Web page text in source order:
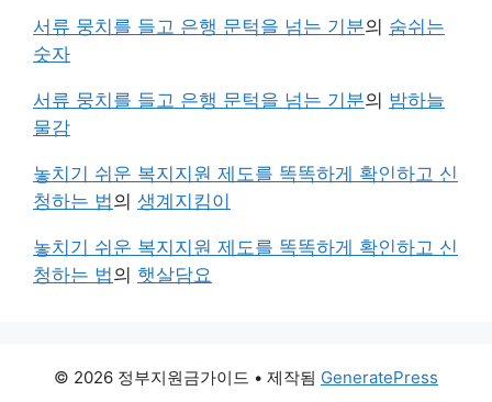
서류 뭉치를 들고 은행 문턱을 넘는 기분의 숨쉬는
숫자
서류 뭉치를 들고 은행 문턱을 넘는 기분의 밤하늘
물감
놓치기 쉬운 복지지원 제도를 똑똑하게 확인하고 신
청하는 법의 생계지킴이
놓치기 쉬운 복지지원 제도를 똑똑하게 확인하고 신
청하는 법의 햇살담요
© 2026 정부지원금가이드 • 제작됨 GeneratePress